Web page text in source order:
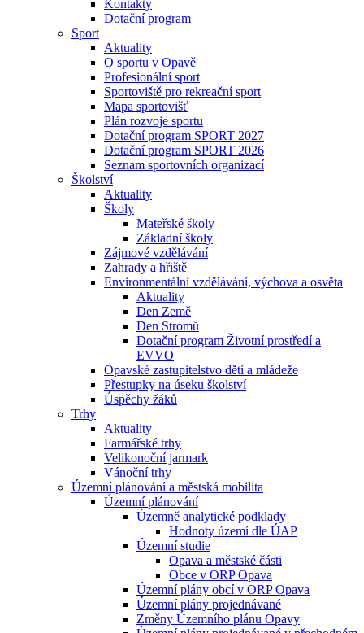
Kontakty
Dotační program
Sport
Aktuality
O sportu v Opavě
Profesionální sport
Sportoviště pro rekreační sport
Mapa sportovišť
Plán rozvoje sportu
Dotační program SPORT 2027
Dotační program SPORT 2026
Seznam sportovních organizací
Školství
Aktuality
Školy
Mateřské školy
Základní školy
Zájmové vzdělávání
Zahrady a hřiště
Environmentální vzdělávání, výchova a osvěta
Aktuality
Den Země
Den Stromů
Dotační program Životní prostředí a
EVVO
Opavské zastupitelstvo dětí a mládeže
Přestupky na úseku školství
Úspěchy žáků
Trhy
Aktuality
Farmářské trhy
Velikonoční jarmark
Vánoční trhy
Územní plánování a městská mobilita
Územní plánování
Územně analytické podklady
Hodnoty území dle ÚAP
Územní studie
Opava a městské části
Obce v ORP Opava
Územní plány obcí v ORP Opava
Územní plány projednávané
Změny Územního plánu Opavy